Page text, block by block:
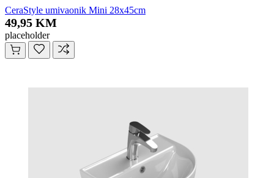
CeraStyle umivaonik Mini 28x45cm
49,95 KM
placeholder